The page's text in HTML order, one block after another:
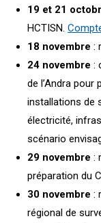
19 et 21
HCTISN.
18 novembre :
24 novembre :
de l’Andra pour
installations de
électricité,
scénario
29 novembre :
préparation du
30 novembre :
régional de